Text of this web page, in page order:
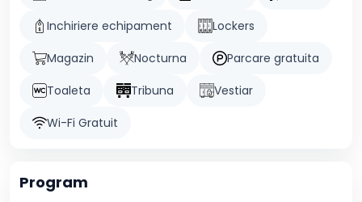
Inchiriere echipament
Lockers
Magazin
Nocturna
Parcare gratuita
Toaleta
Tribuna
Vestiar
Wi-Fi Gratuit
Program